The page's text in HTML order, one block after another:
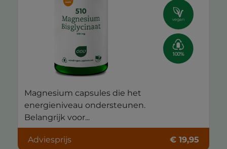
vegan
Magnesium capsules die het
energieniveau ondersteunen.
Belangrijk voor...
Adviesprijs € 19,95